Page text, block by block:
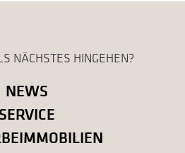
NÄCHSTES HINGEHEN?
NEWS
SERVICE